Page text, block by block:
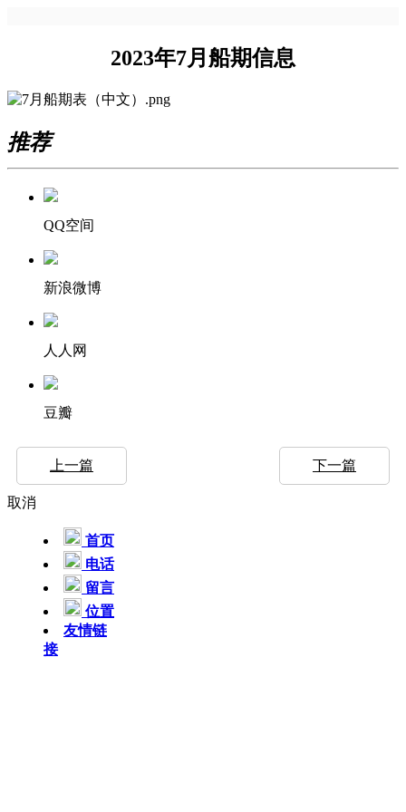
2023年7月船期信息
推荐
QQ空间
新浪微博
人人网
豆瓣
上一篇 下一篇
取消
首页
电话
留言
位置
友情链
接